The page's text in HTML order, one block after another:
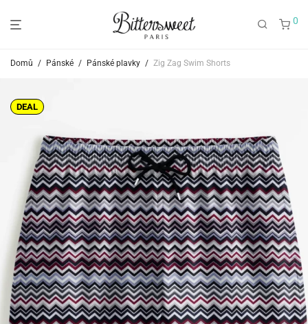
0
Domů / Pánské / Pánské plavky / Zig Zag Swim Shorts
DEAL